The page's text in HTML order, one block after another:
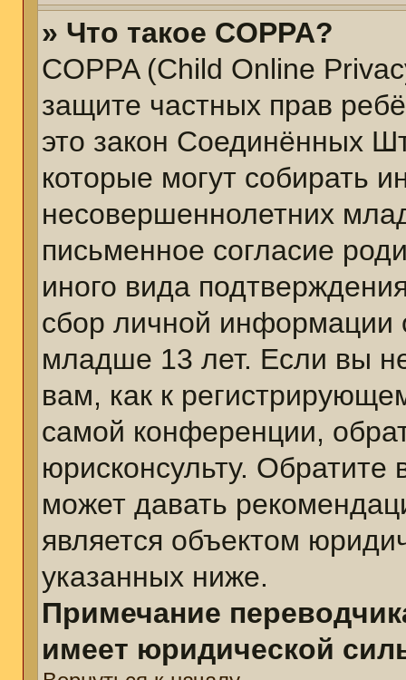
» Что такое COPPA?
COPPA (Child Online
защите частных прав
это закон Соединённых
которые могут собирать
несовершеннолетних
письменное согласие
иного вида
сбор личной информации
младше 13 лет. Если вы
вам, как к
самой конференции,
юрисконсульту.
может давать
является объектом
указанных ниже.
Примечание
имеет юридической